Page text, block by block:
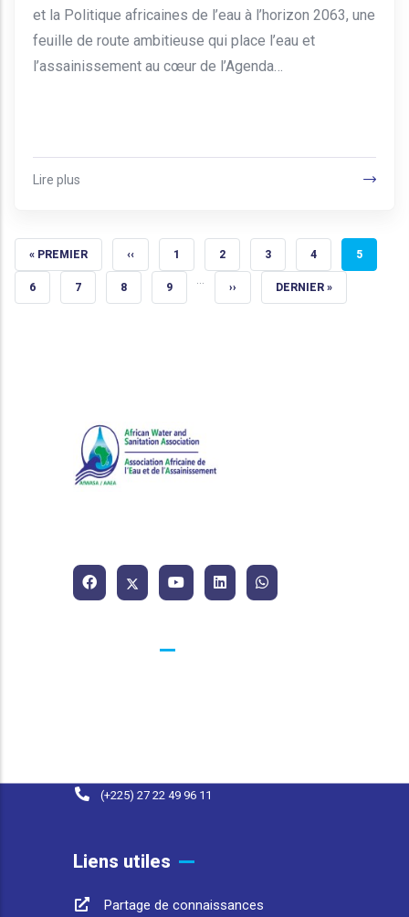
et la Politique africaines de l’eau à l’horizon 2063, une
feuille de route ambitieuse qui place l’eau et
l’assainissement au cœur de l’Agenda…
Lire plus
PREMIÈRE PAGE
« PREMIER PAGE PRÉCÉDENTE
‹‹ PAGE
1 PAGE
2 PAGE
3 PAGE
4 PAGE
5
PAGE
6 PAGE
7 PAGE
8 PAGE
9
… PAGE SUIVANTE
›› DERNIÈRE PAGE
DERNIER »
(+225) 27 22 49 96 11
Liens utiles
Partage de connaissances